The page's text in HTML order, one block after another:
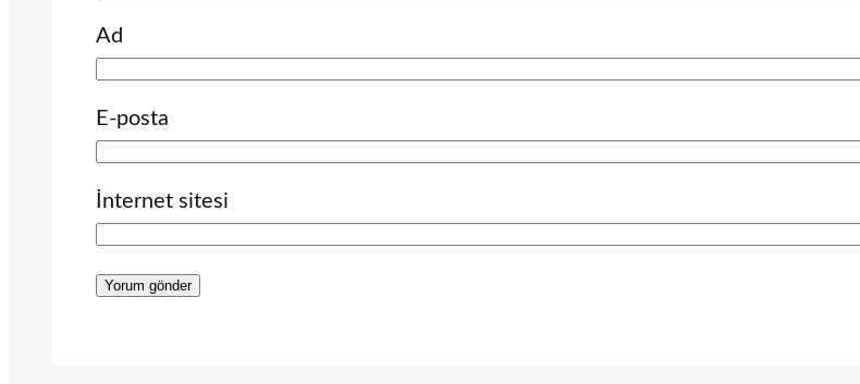
Ad
E-posta
İnternet sitesi